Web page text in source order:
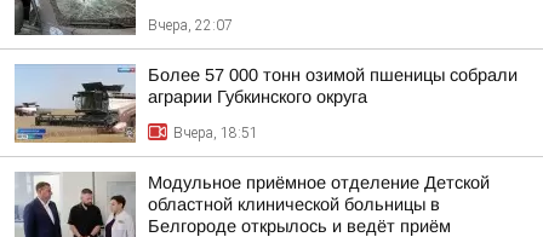
Вчера, 22:07
Более 57 000 тонн озимой пшеницы собрали
аграрии Губкинского округа
Вчера, 18:51
Модульное приёмное отделение Детской
областной клинической больницы в
Белгороде открылось и ведёт приём